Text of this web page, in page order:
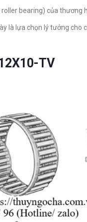
bearing) của thương
là lựa chọn lý tưởng cho
TV